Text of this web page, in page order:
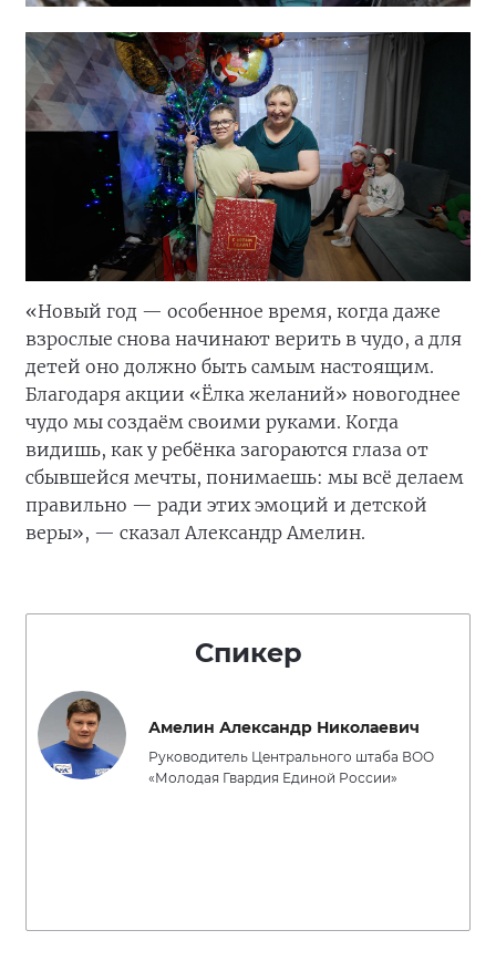
«Новый год — особенное время, когда даже
взрослые снова начинают верить в чудо, а для
детей оно должно быть самым настоящим.
Благодаря акции «Ёлка желаний» новогоднее
чудо мы создаём своими руками. Когда
видишь, как у ребёнка загораются глаза от
сбывшейся мечты, понимаешь: мы всё делаем
правильно — ради этих эмоций и детской
веры», — сказал Александр Амелин.
Спикер
Амелин Александр Николаевич
Руководитель Центрального штаба ВОО
«Молодая Гвардия Единой России»